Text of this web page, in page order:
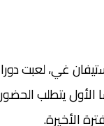
غي، لعبت دورا
يتطلب الحضور
الأخيرة.